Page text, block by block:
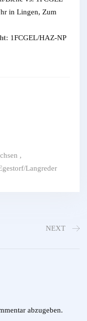
in Lingen, Zum
1FCGEL/HAZ-NP
,
Langreder
NEXT
abzugeben.